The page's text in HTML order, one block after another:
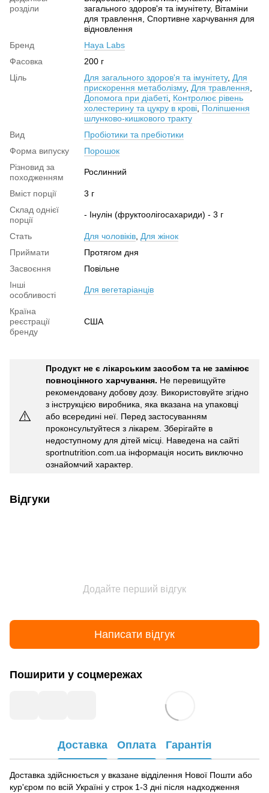
розділи
загального здоров'я та імунітету, Вітаміни
для травлення, Спортивне харчування для
відновлення
Бренд
Haya Labs
Фасовка
200 г
Ціль
Для загального здоров'я та імунітету, Для
прискорення метаболізму, Для травлення,
Допомога при діабеті, Контролює рівень
холестерину та цукру в крові, Поліпшення
шлунково-кишкового тракту
Вид
Пробіотики та пребіотики
Форма випуску
Порошок
Різновид за
походженням
Рослинний
Вміст порції
3 г
Склад однієї
порції
- Інулін (фруктоолігосахариди) - 3 г
Стать Для чоловіків, Для жінок
Приймати
Протягом дня
Засвоєння
Повільне
Інші
особливості
Для вегетаріанців
Країна
реєстрації
бренду
США
⚠️
Продукт не є лікарським засобом та не замінює
повноцінного харчування. Не перевищуйте
рекомендовану добову дозу. Використовуйте згідно
з інструкцією виробника, яка вказана на упаковці
або всередині неї. Перед застосуванням
проконсультуйтеся з лікарем. Зберігайте в
недоступному для дітей місці. Наведена на сайті
sportnutrition.com.ua інформація носить виключно
ознайомчий характер.
Відгуки
Додайте перший відгук
Написати відгук
Поширити у соцмережах
Доставка Оплата Гарантія
Доставка здійснюється у вказане відділення Нової Пошти або
кур'єром по всій Україні у строк 1-3 дні після надходження